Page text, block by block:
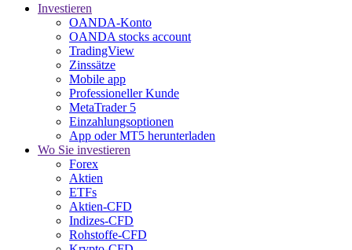
Investieren
OANDA-Konto
OANDA stocks account
TradingView
Zinssätze
Mobile app
Professioneller Kunde
MetaTrader 5
Einzahlungsoptionen
App oder MT5 herunterladen
Wo Sie investieren
Forex
Aktien
ETFs
Aktien-CFD
Indizes-CFD
Rohstoffe-CFD